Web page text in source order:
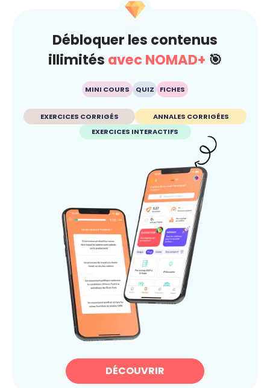
Débloquer les contenus
illimités avec NOMAD+ 🎯
MINI COURS QUIZ FICHES
EXERCICES CORRIGÉS
ANNALES CORRIGÉES
EXERCICES INTERACTIFS
DÉCOUVRIR